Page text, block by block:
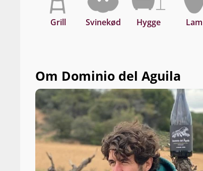
Grill Svinekød Hygge Lam
Om Dominio del Aguila